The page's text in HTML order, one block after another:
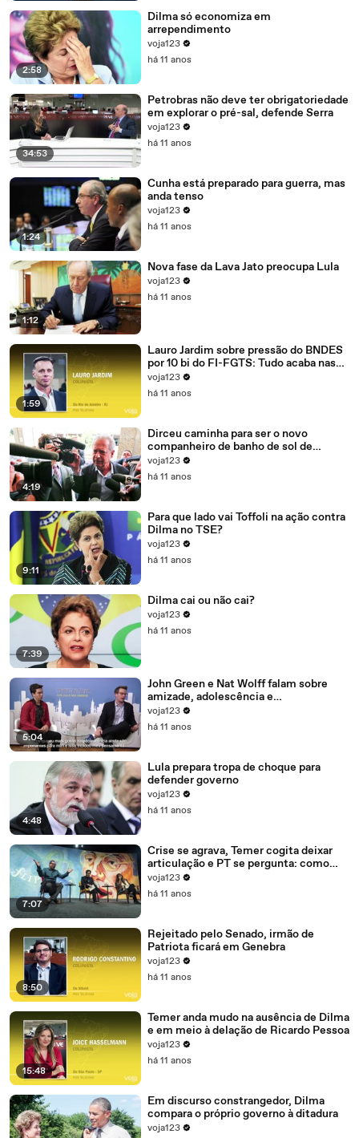
2:58
Dilma só economiza em
arrependimento
voja123
há 11 anos
34:53
Petrobras não deve ter obrigatoriedade
em explorar o pré-sal, defende Serra
voja123
há 11 anos
1:24
Cunha está preparado para guerra, mas
anda tenso
voja123
há 11 anos
1:12
Nova fase da Lava Jato preocupa Lula
voja123
há 11 anos
1:59
Lauro Jardim sobre pressão do BNDES
por 10 bi do FI-FGTS: Tudo acaba nas
mãos de Cunha
voja123
há 11 anos
4:19
Dirceu caminha para ser o novo
companheiro de banho de sol de
Marcelo Odebrecht e Cia.
voja123
há 11 anos
9:11
Para que lado vai Toffoli na ação contra
Dilma no TSE?
voja123
há 11 anos
7:39
Dilma cai ou não cai?
voja123
há 11 anos
5:04
John Green e Nat Wolff falam sobre
amizade, adolescência e
amadurecimento
voja123
há 11 anos
4:48
Lula prepara tropa de choque para
defender governo
voja123
há 11 anos
7:07
Crise se agrava, Temer cogita deixar
articulação e PT se pergunta: como
recompor o governo?
voja123
há 11 anos
8:50
Rejeitado pelo Senado, irmão de
Patriota ficará em Genebra
voja123
há 11 anos
15:48
Temer anda mudo na ausência de Dilma
e em meio à delação de Ricardo Pessoa
voja123
há 11 anos
Em discurso constrangedor, Dilma
compara o próprio governo à ditadura
voja123